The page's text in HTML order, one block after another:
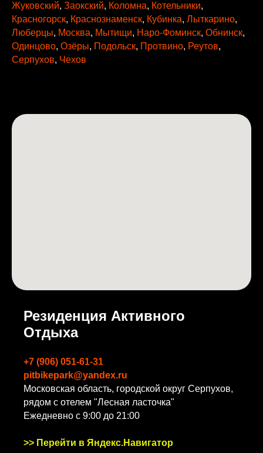
Жуковский, Заокский, Коломна, Котельники,
Красногорск, Краснознаменск, Кубинка, Лыткарино,
Люберцы, Москва, Мытищи, Наро-Фоминск, Обнинск,
Одинцово, Озёры, Подольск, Протвино, Реутов,
Серпухов, Чехов
Резиденция Активного
Отдыха
+7 (906) 051-61-31
pitbikepark@yandex.ru
Московская область, городской округ Серпухов,
рядом с отелем "Лесная ласточка"
Ежедневно с 9:00 до 21:00
>> Перейти в Яндекс.Навигатор